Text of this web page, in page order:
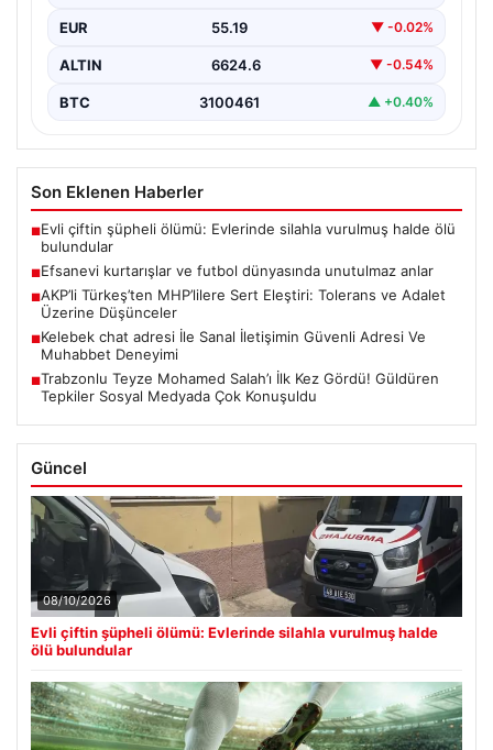
ilişkilerin…
EUR 55.19 ▼ -0.02%
ALTIN 6624.6 ▼ -0.54%
BTC 3100461 ▲ +0.40%
Son Eklenen Haberler
■Evli çiftin şüpheli ölümü: Evlerinde silahla vurulmuş halde ölü
bulundular
■Efsanevi kurtarışlar ve futbol dünyasında unutulmaz anlar
■AKP’li Türkeş’ten MHP’lilere Sert Eleştiri: Tolerans ve Adalet
Üzerine Düşünceler
■Kelebek chat adresi İle Sanal İletişimin Güvenli Adresi Ve
Muhabbet Deneyimi
■Trabzonlu Teyze Mohamed Salah’ı İlk Kez Gördü! Güldüren
Tepkiler Sosyal Medyada Çok Konuşuldu
Güncel
08/10/2026
Evli çiftin şüpheli ölümü: Evlerinde silahla vurulmuş halde
ölü bulundular